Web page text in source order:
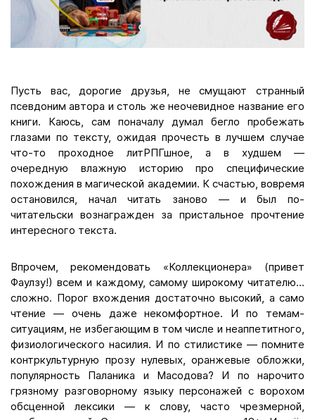
Пусть вас, дорогие друзья, не смущают странный
псевдоним автора и столь же неочевидное название его
книги. Каюсь, сам поначалу думал бегло пробежать
глазами по тексту, ожидая прочесть в лучшем случае
что-то проходное литРПГшное, а в худшем —
очередную влажную историю про специфические
похождения в магической академии. К счастью, вовремя
остановился, начал читать заново — и был по-
читательски вознагражден за пристальное прочтение
интересного текста.
Впрочем, рекомендовать «Коллекционера» (привет
Фаулзу!) всем и каждому, самому широкому читателю...
сложно. Порог вхождения достаточно высокий, а само
чтение — очень даже некомфортное. И по темам-
ситуациям, не избегающим в том числе и неаппетитного,
физиологического насилия. И по стилистике — помните
контркультурную прозу нулевых, оранжевые обложки,
популярность Паланика и Масодова? И по нарочито
грязному разговорному языку персонажей с ворохом
обсценной лексики — к слову, часто чрезмерной,